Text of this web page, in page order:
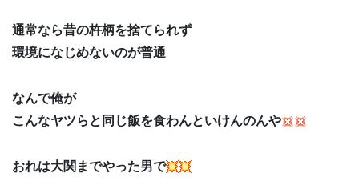
通常なら昔の杵柄を捨てられず
環境になじめないのが普通
なんで俺が
こんなヤツらと同じ飯を食わんといけんのんや
おれは大関までやった男で